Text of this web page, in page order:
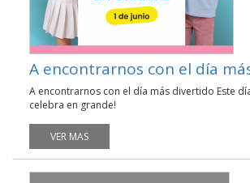
A encontrarnos con el día
A encontrarnos con el día más divertido Este
celebra en grande!
VER MAS